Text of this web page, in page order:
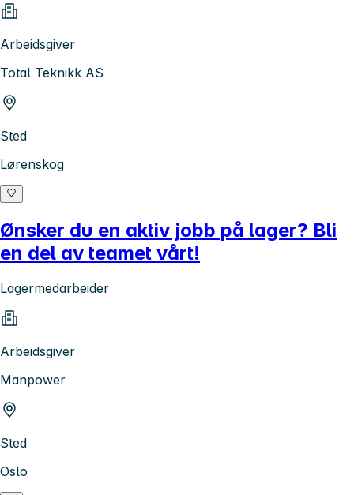
Arbeidsgiver
Total Teknikk AS
Sted
Lørenskog
Ønsker du en aktiv jobb på lager? Bli
en del av teamet vårt!
Lagermedarbeider
Arbeidsgiver
Manpower
Sted
Oslo